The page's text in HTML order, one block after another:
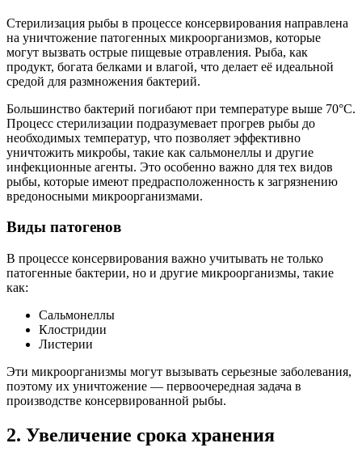
Стерилизация рыбы в процессе консервирования направлена
на уничтожение патогенных микроорганизмов, которые
могут вызвать острые пищевые отравления. Рыба, как
продукт, богата белками и влагой, что делает её идеальной
средой для размножения бактерий.
Большинство бактерий погибают при температуре выше 70°C.
Процесс стерилизации подразумевает прогрев рыбы до
необходимых температур, что позволяет эффективно
уничтожить микробы, такие как сальмонеллы и другие
инфекционные агенты. Это особенно важно для тех видов
рыбы, которые имеют предрасположенность к загрязнению
вредоносными микроорганизмами.
Виды патогенов
В процессе консервирования важно учитывать не только
патогенные бактерии, но и другие микроорганизмы, такие
как:
Сальмонеллы
Клостридии
Листерии
Эти микроорганизмы могут вызывать серьезные заболевания,
поэтому их уничтожение — первоочередная задача в
производстве консервированной рыбы.
2. Увеличение срока хранения